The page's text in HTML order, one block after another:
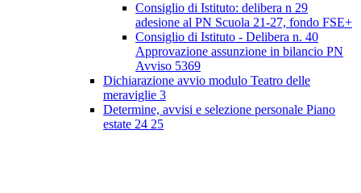
Consiglio di Istituto: delibera n 29
adesione al PN Scuola 21-27, fondo FSE+
Consiglio di Istituto - Delibera n. 40
Approvazione assunzione in bilancio PN
Avviso 5369
Dichiarazione avvio modulo Teatro delle
meraviglie 3
Determine, avvisi e selezione personale Piano
estate 24 25